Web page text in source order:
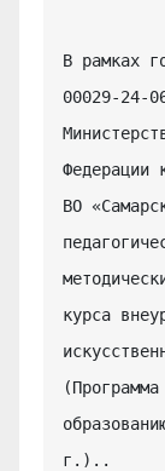
В рамках
00029-24-
Федерации
ВО
курса
г.)..